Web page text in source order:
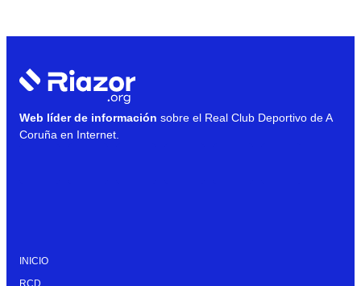
Web líder de información sobre el Real Club Deportivo de A
Coruña en Internet.
INICIO